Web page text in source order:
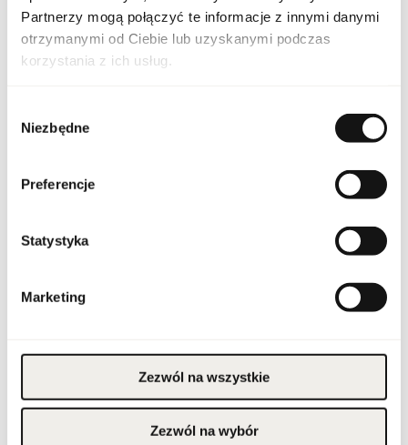
Partnerzy mogą połączyć te informacje z innymi danymi
otrzymanymi od Ciebie lub uzyskanymi podczas
korzystania z ich usług.
zgody
Niezbędne
Preferencje
Statystyka
Marketing
Zezwól na wszystkie
Zezwól na wybór
Indeks
FLAV GEO GOL PRE 100
ND [1]
Stan opakowania
Trzymać z dala od ognia
Przechowywać poza
podrażnioną lub
Wyłącznie do użytku
zewnętrznego.
Szerokość opakowania
[mm]
85